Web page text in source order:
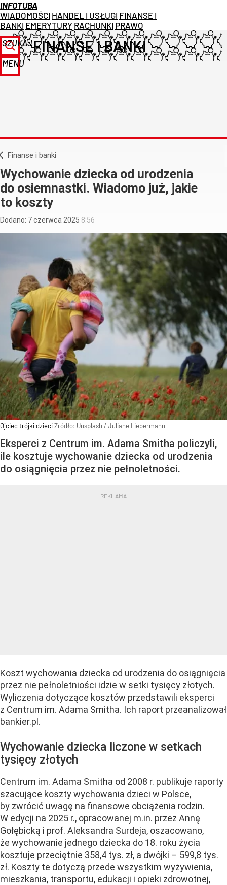
INFOTUBA
WIADOMOŚCI HANDEL I USŁUGI FINANSE I
BANKI EMERYTURY RACHUNKI PRAWO
SZUKAJ
MENU
FINANSE I BANKI
Finanse i banki
Wychowanie dziecka od urodzenia
do osiemnastki. Wiadomo już, jakie
to koszty
Dodano: 7czerwca 2025 8:56
Ojciec trójki dzieciŹródło: Unsplash / Juliane Liebermann
Eksperci z Centrum im. Adama Smitha policzyli,
ile kosztuje wychowanie dziecka od urodzenia
do osiągnięcia przez nie pełnoletności.
Koszt wychowania dziecka od urodzenia do osiągnięcia
przez nie pełnoletniości idzie w setki tysięcy złotych.
Wyliczenia dotyczące kosztów przedstawili eksperci
z Centrum im. Adama Smitha. Ich raport przeanalizował
bankier.pl.
Wychowanie dziecka liczone w setkach
tysięcy złotych
Centrum im. Adama Smitha od 2008 r. publikuje raporty
szacujące koszty wychowania dzieci w Polsce,
by zwrócić uwagę na finansowe obciążenia rodzin.
W edycji na 2025 r., opracowanej m.in. przez Annę
Gołębicką i prof. Aleksandra Surdeja, oszacowano,
że wychowanie jednego dziecka do 18. roku życia
kosztuje przeciętnie 358,4 tys. zł, a dwójki – 599,8 tys.
zł. Koszty te dotyczą przede wszystkim wyżywienia,
mieszkania, transportu, edukacji i opieki zdrowotnej,